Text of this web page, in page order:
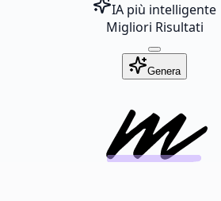
IA più intelligente
Migliori Risultati
Genera